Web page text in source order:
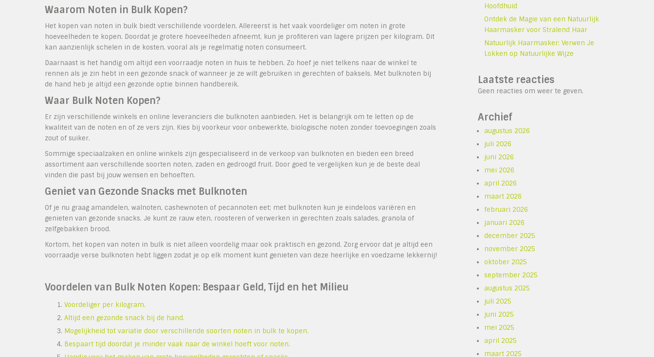
Waarom Noten in Bulk Kopen?
Het kopen van noten in bulk biedt verschillende voordelen. Allereerst is het vaak voordeliger om noten in grote
hoeveelheden te kopen. Doordat je grotere hoeveelheden afneemt, kun je profiteren van lagere prijzen per kilogram. Dit
kan aanzienlijk schelen in de kosten, vooral als je regelmatig noten consumeert.
Daarnaast is het handig om altijd een voorraadje noten in huis te hebben. Zo hoef je niet telkens naar de winkel te
rennen als je zin hebt in een gezonde snack of wanneer je ze wilt gebruiken in gerechten of baksels. Met bulknoten bij
de hand heb je altijd een gezonde optie binnen handbereik.
Waar Bulk Noten Kopen?
Er zijn verschillende winkels en online leveranciers die bulknoten aanbieden. Het is belangrijk om te letten op de
kwaliteit van de noten en of ze vers zijn. Kies bij voorkeur voor onbewerkte, biologische noten zonder toevoegingen zoals
zout of suiker.
Sommige speciaalzaken en online winkels zijn gespecialiseerd in de verkoop van bulknoten en bieden een breed
assortiment aan verschillende soorten noten, zaden en gedroogd fruit. Door goed te vergelijken kun je de beste deal
vinden die past bij jouw wensen en behoeften.
Geniet van Gezonde Snacks met Bulknoten
Of je nu graag amandelen, walnoten, cashewnoten of pecannoten eet; met bulknoten kun je eindeloos variëren en
genieten van gezonde snacks. Je kunt ze rauw eten, roosteren of verwerken in gerechten zoals salades, granola of
zelfgebakken brood.
Kortom, het kopen van noten in bulk is niet alleen voordelig maar ook praktisch en gezond. Zorg ervoor dat je altijd een
voorraadje verse bulknoten hebt liggen zodat je op elk moment kunt genieten van deze heerlijke en voedzame lekkernij!
Voordelen van Bulk Noten Kopen: Bespaar Geld, Tijd en het Milieu
Voordeliger per kilogram.
Altijd een gezonde snack bij de hand.
Mogelijkheid tot variatie door verschillende soorten noten in bulk te kopen.
Bespaart tijd doordat je minder vaak naar de winkel hoeft voor noten.
Hoofdhuid
Ontdek de Magie van een Natuurlijk
Haarmasker voor Stralend Haar
Natuurlijk Haarmasker: Verwen Je
Lokken op Natuurlijke Wijze
Laatste reacties
Geen reacties om weer te geven.
Archief
augustus 2026
juli 2026
juni 2026
mei 2026
april 2026
maart 2026
februari 2026
januari 2026
december 2025
november 2025
oktober 2025
september 2025
augustus 2025
juli 2025
juni 2025
mei 2025
april 2025
maart 2025